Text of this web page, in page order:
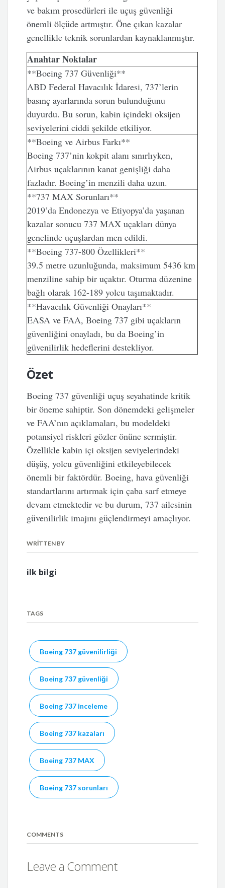
ve bakım prosedürleri ile uçuş güvenliği
önemli ölçüde artmıştır. Öne çıkan kazalar
genellikle teknik sorunlardan kaynaklanmıştır.
Anahtar Noktalar
**Boeing 737 Güvenliği**
ABD Federal Havacılık İdaresi, 737’lerin
basınç ayarlarında sorun bulunduğunu
duyurdu. Bu sorun, kabin içindeki oksijen
seviyelerini ciddi şekilde etkiliyor.
**Boeing ve Airbus Farkı**
Boeing 737’nin kokpit alanı sınırlıyken,
Airbus uçaklarının kanat genişliği daha
fazladır. Boeing’in menzili daha uzun.
**737 MAX Sorunları**
2019’da Endonezya ve Etiyopya’da yaşanan
kazalar sonucu 737 MAX uçakları dünya
genelinde uçuşlardan men edildi.
**Boeing 737-800 Özellikleri**
39.5 metre uzunluğunda, maksimum 5436 km
menziline sahip bir uçaktır. Oturma düzenine
bağlı olarak 162-189 yolcu taşımaktadır.
**Havacılık Güvenliği Onayları**
EASA ve FAA, Boeing 737 gibi uçakların
güvenliğini onayladı, bu da Boeing’in
güvenilirlik hedeflerini destekliyor.
Özet
Boeing 737 güvenliği uçuş seyahatinde kritik
bir öneme sahiptir. Son dönemdeki gelişmeler
ve FAA’nın açıklamaları, bu modeldeki
potansiyel riskleri gözler önüne sermiştir.
Özellikle kabin içi oksijen seviyelerindeki
düşüş, yolcu güvenliğini etkileyebilecek
önemli bir faktördür. Boeing, hava güvenliği
standartlarını artırmak için çaba sarf etmeye
devam etmektedir ve bu durum, 737 ailesinin
güvenilirlik imajını güçlendirmeyi amaçlıyor.
WRITTEN BY
ilk bilgi
TAGS
Boeing 737 güvenilirliği
Boeing 737 güvenliği
Boeing 737 inceleme
Boeing 737 kazaları
Boeing 737 MAX
Boeing 737 sorunları
COMMENTS
Leave a Comment